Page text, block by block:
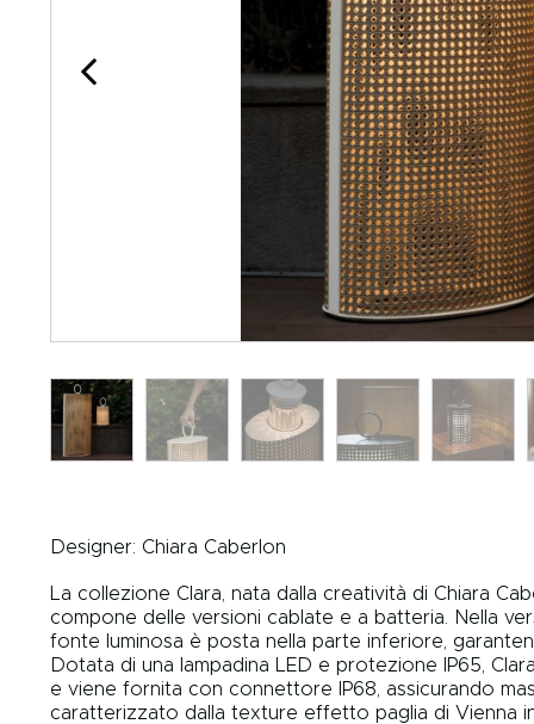
Designer: Chiara Caberlon
La collezione Clara, nata dalla creatività di Chiara
compone delle versioni cablate e a batteria. Nella
fonte luminosa è posta nella parte inferiore,
Dotata di una lampadina LED e protezione IP65,
e viene fornita con connettore IP68, assicurando
caratterizzato dalla texture effetto paglia di Vienna